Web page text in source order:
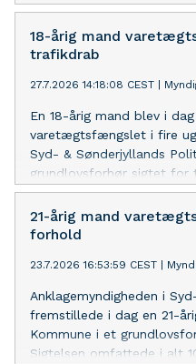
overtrædelser af et
sigtede blev
delvis. Ingen kære af
18-årig mand
trafikdrab
27.7.2026 14:18:08 CEST
En 18-årig mand blev i
varetægtsfængslet i fire
Syd- & Sønderjyllands
grundlovsforhør sigtet for
for Kruså, hvor en
18-årige mand blev
at han kørte under
varetægtsfængsling.
21-årig mand
forhold
23.7.2026 16:53:59 CEST
Anklagemyndigheden i
fremstillede i dag en 21-
Kommune i et
Sigtelsen omfattede i alt